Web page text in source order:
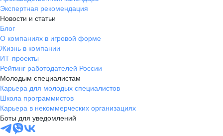
Экспертная рекомендация
Новости и статьи
Блог
О компаниях в игровой форме
Жизнь в компании
ИТ-проекты
Рейтинг работодателей России
Молодым специалистам
Карьера для молодых специалистов
Школа программистов
Карьера в некоммерческих организациях
Боты для уведомлений